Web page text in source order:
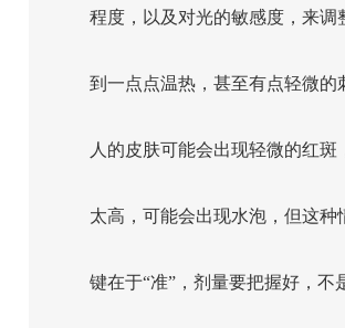
程度，以及对光的敏感度，来
到一点点温热，甚至有点轻微
人的皮肤可能会出现轻微的红
太高，可能会出现水泡，但这种
键在于“准”，剂量要把握好，不